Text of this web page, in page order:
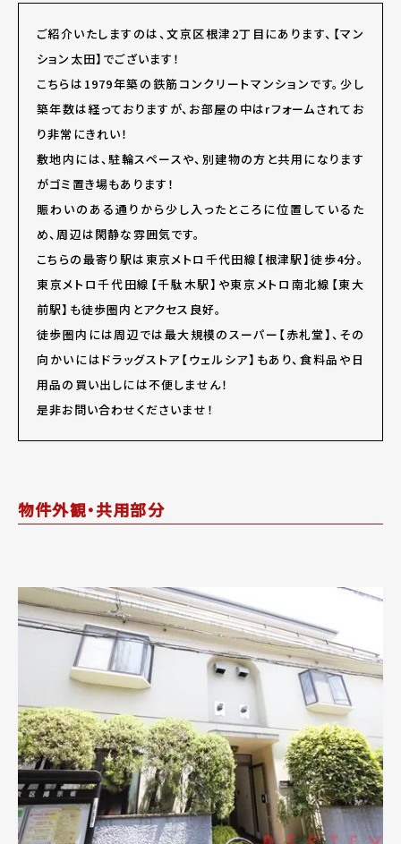
ご紹介いたしますのは、文京区根津2丁目にあります、【マン
ション太田】でございます！
こちらは1979年築の鉄筋コンクリートマンションです。少し
築年数は経っておりますが、お部屋の中はrフォームされてお
り非常にきれい！
敷地内には、駐輪スペースや、別建物の方と共用になります
がゴミ置き場もあります！
賑わいのある通りから少し入ったところに位置しているた
め、周辺は閑静な雰囲気です。
こちらの最寄り駅は東京メトロ千代田線【根津駅】徒歩4分。
東京メトロ千代田線【千駄木駅】や東京メトロ南北線【東大
前駅】も徒歩圏内とアクセス良好。
徒歩圏内には周辺では最大規模のスーパー【赤札堂】、その
向かいにはドラッグストア【ウェルシア】もあり、食料品や日
用品の買い出しには不便しません！
是非お問い合わせくださいませ！
物件外観・共用部分